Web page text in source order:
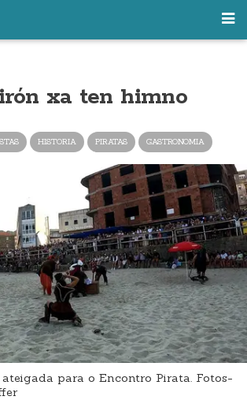
xa ten himno
HISTORIA PIRATAS GASTRONOMIA
para o Encontro Pirata. Fotos-